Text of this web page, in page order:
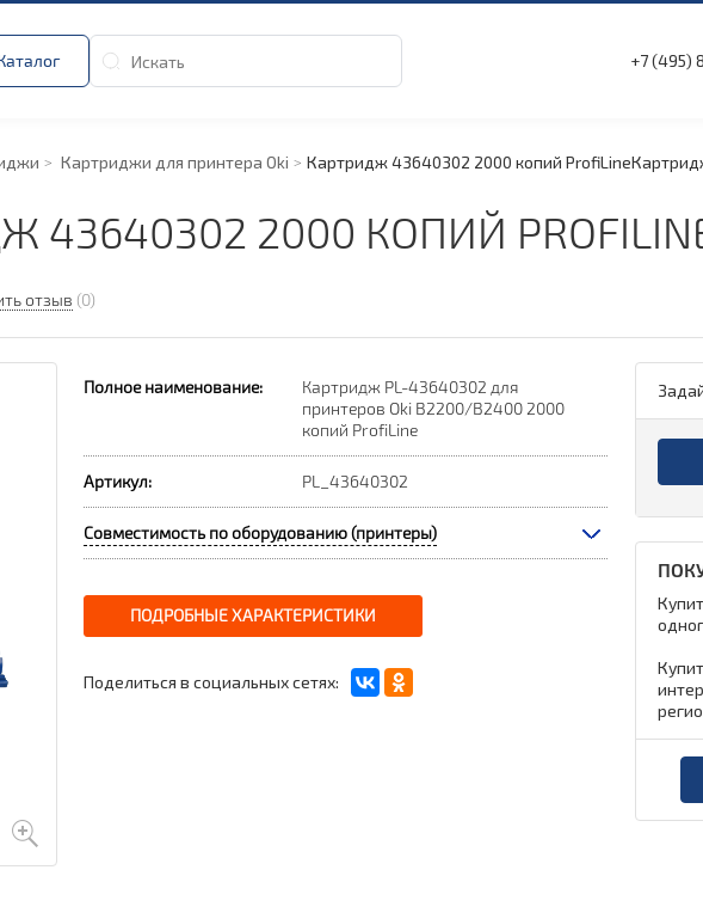
+7 (495)
Картриджи для принтера Oki Картридж 43640302 2000 копий ProfiLine
43640302 2000 КОПИЙ
отзыв (0)
Полное наименование:
Картридж PL-43640302 для
принтеров Oki B2200/B2400 2000
копий ProfiLine
Артикул: PL_43640302
Совместимость по оборудованию (принтеры)
ПОДРОБНЫЕ ХАРАКТЕРИСТИКИ
Поделиться в социальных сетях: